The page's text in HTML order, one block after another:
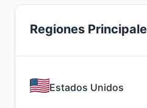
Regiones
Estados Unidos